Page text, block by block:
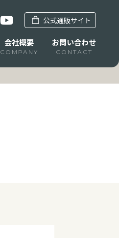
公式通販サイト
会社概要
COMPANY
お問い合わせ
CONTACT